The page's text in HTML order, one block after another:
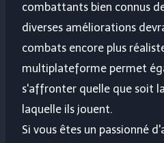
combattants bien connus
diverses améliorations
combats encore plus
multiplateforme permet
s'affronter quelle que soit
laquelle ils jouent.
Si vous êtes un passionné